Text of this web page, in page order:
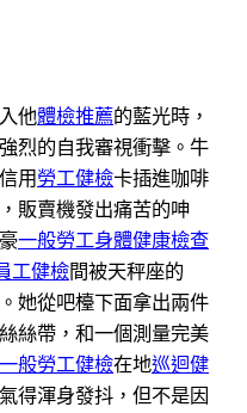
他體檢推薦的藍光時，
烈的自我審視衝擊。牛
用勞工健檢卡插進咖啡
販賣機發出痛苦的呻
一般勞工身體健康檢查
工健檢間被天秤座的
她從吧檯下面拿出兩件
絲帶，和一個測量完美
一般勞工健檢在地巡迴健
得渾身發抖，但不是因